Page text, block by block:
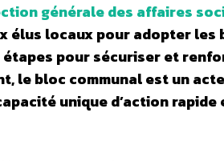
générale des affaires
élus locaux pour adopter les
pour sécuriser et
le bloc communal est un
unique d’action rapide